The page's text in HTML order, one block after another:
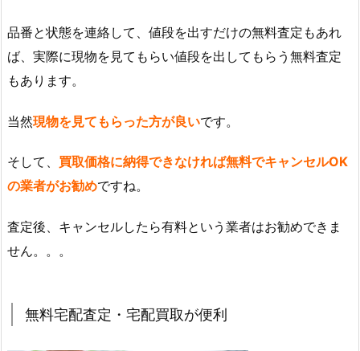
品番と状態を連絡して、値段を出すだけの無料査定もあれ
ば、実際に現物を見てもらい値段を出してもらう無料査定
もあります。
当然現物を見てもらった方が良いです。
そして、 買取価格に納得できなければ無料でキャンセルOK
の業者がお勧めですね。
査定後、キャンセルしたら有料という業者はお勧めできま
せん。。。
無料宅配査定・宅配買取が便利